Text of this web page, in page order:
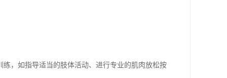
，如指导适当的肢体活动、进行专业的肌肉放松按